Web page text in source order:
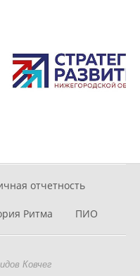
отчетность
Ритма ПИО
Ковчег